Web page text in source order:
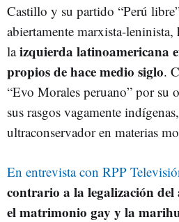
Castillo y su partido “Perú
abiertamente marxista-
laizquierda latinoamericana
propios de hace medio siglo.
“Evo Morales peruano” por
sus rasgos vagamente
ultraconservador en materias
En entrevista con RPP
contrario a la legalización
el matrimonio gay y la